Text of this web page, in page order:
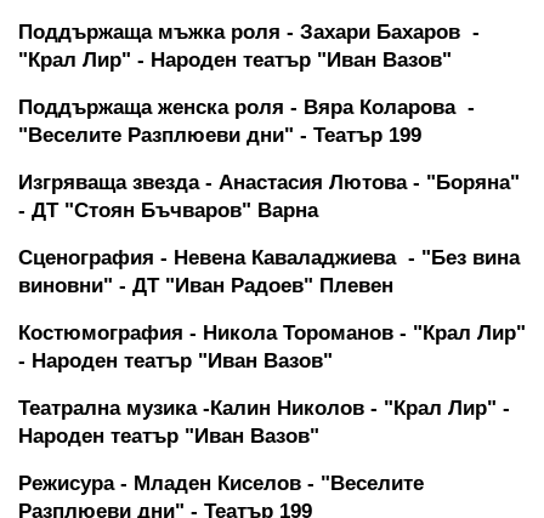
Поддържаща мъжка роля - Захари Бахаров  -
"Крал Лир" - Народен театър "Иван Вазов"
Поддържаща женска роля - Вяра Коларова  -
"Веселите Разплюеви дни" - Театър 199
Изгряваща звезда - Анастасия Лютова - "Боряна"
- ДТ "Стоян Бъчваров" Варна
Сценография - Невена Каваладжиева  - "Без вина
виновни" - ДТ "Иван Радоев" Плевен
Костюмография - Никола Тороманов - "Крал Лир"
- Народен театър "Иван Вазов"
Театрална музика -Калин Николов - "Крал Лир" -
Народен театър "Иван Вазов"
Режисура - Младен Киселов - "Веселите
Разплюеви дни" - Театър 199